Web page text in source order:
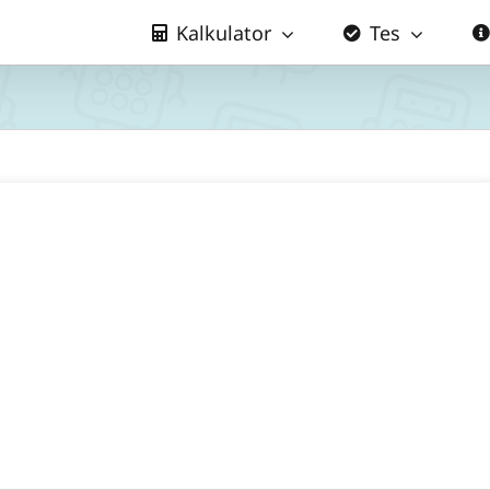
Kalkulator Tes